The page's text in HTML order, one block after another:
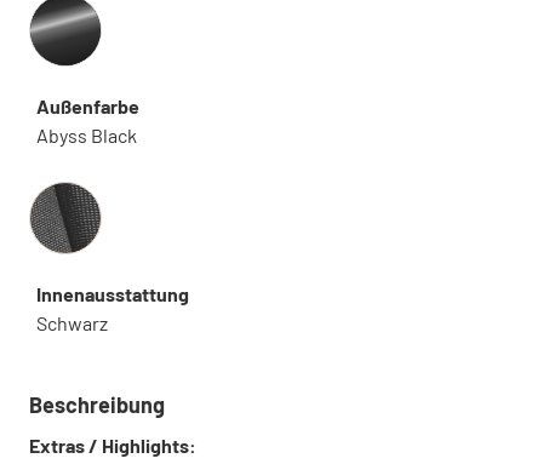
Außenfarbe
Abyss Black
Innenausstattung
Innenausstattung
Schwarz
Beschreibung
Extras / Highlights: